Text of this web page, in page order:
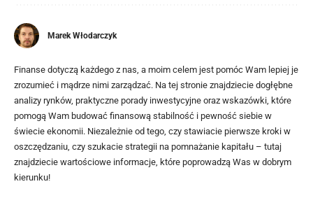
Marek Włodarczyk
Finanse dotyczą każdego z nas, a moim celem jest pomóc Wam lepiej je
zrozumieć i mądrze nimi zarządzać. Na tej stronie znajdziecie dogłębne
analizy rynków, praktyczne porady inwestycyjne oraz wskazówki, które
pomogą Wam budować finansową stabilność i pewność siebie w
świecie ekonomii. Niezależnie od tego, czy stawiacie pierwsze kroki w
oszczędzaniu, czy szukacie strategii na pomnażanie kapitału – tutaj
znajdziecie wartościowe informacje, które poprowadzą Was w dobrym
kierunku!